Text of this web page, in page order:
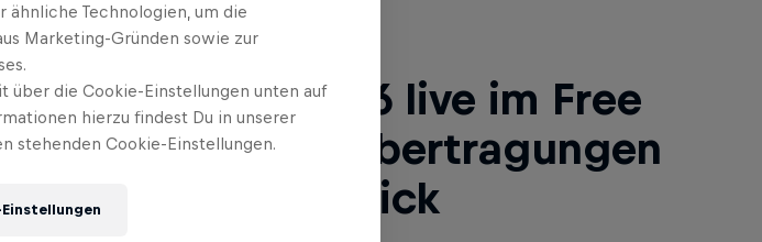
DTM 2026 live im Free
TV: Alle Übertragungen
im Überblick
Technologien, um die
Marketing-Gründen sowie zur
über die Cookie-Einstellungen unten auf
hierzu findest Du in unserer
stehenden Cookie-Einstellungen.